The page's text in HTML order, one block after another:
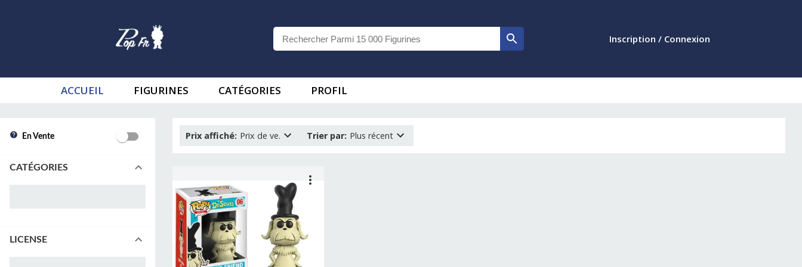
Inscription / Connexion
ACCUEIL FIGURINES CATÉGORIES PROFIL
En Vente
CATÉGORIES
LICENSE
Prix affiché: Prix de ve. Trier par: Plus récent